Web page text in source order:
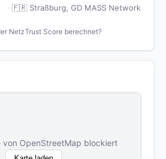
🇫🇷 Straßburg, GD MASS Network
NetzTrust Score berechnet?
von OpenStreetMap blockiert